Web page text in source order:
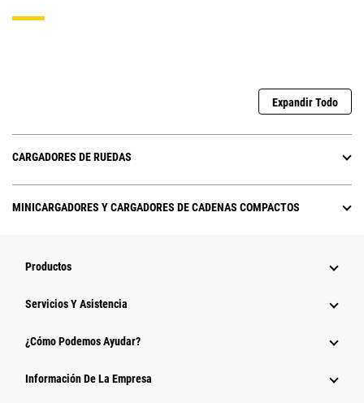
Expandir Todo
CARGADORES DE RUEDAS
MINICARGADORES Y CARGADORES DE CADENAS COMPACTOS
Productos
Servicios Y Asistencia
¿Cómo Podemos Ayudar?
Información De La Empresa